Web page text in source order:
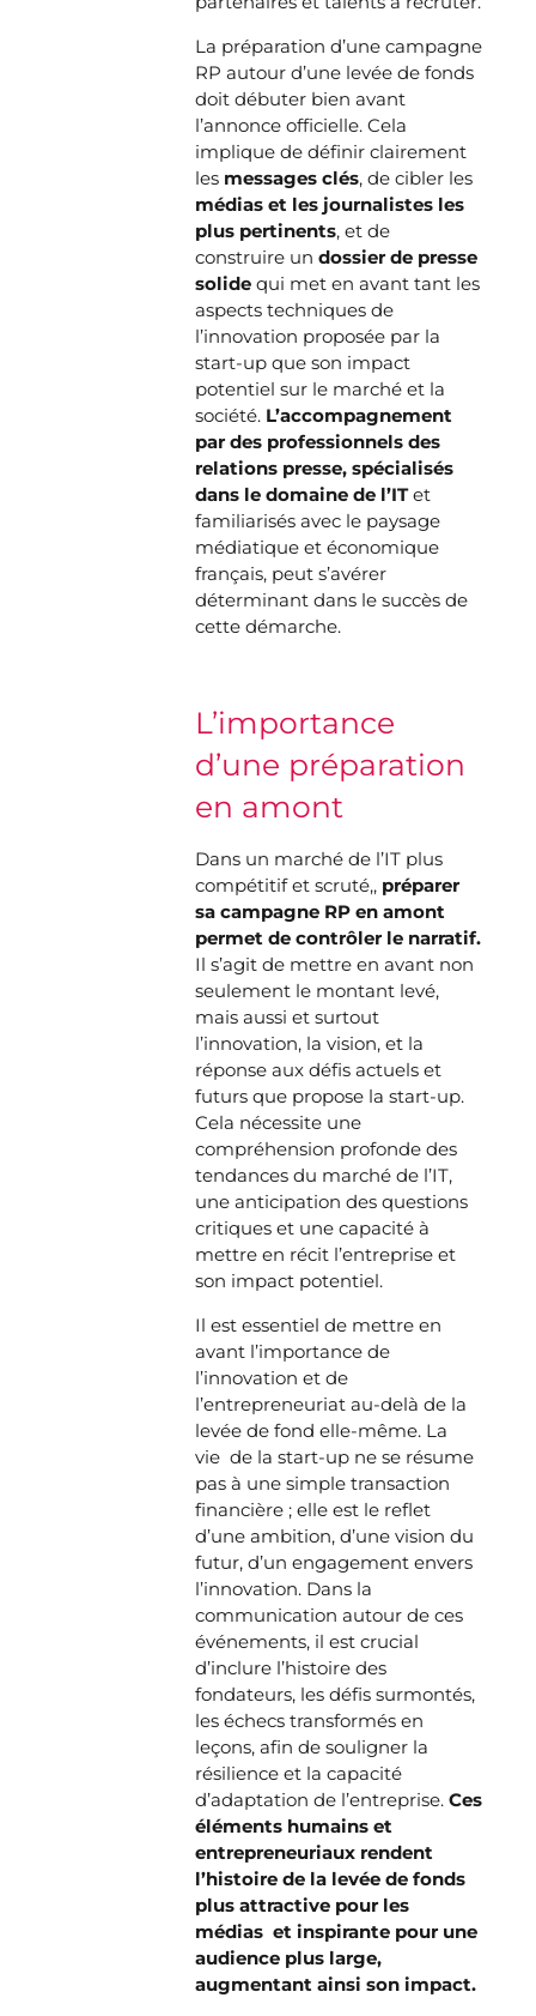
La préparation d’une campagne
RP autour d’une levée de fonds
doit débuter bien avant
l’annonce officielle. Cela
implique de définir clairement
les messages clés, de cibler les
médias et les journalistes les
plus pertinents, et de
construire undossier de presse
solide qui met en avant tant les
aspects techniques de
l’innovation proposée par la
start-up que son impact
potentiel sur le marché et la
société. L’accompagnement
par des professionnels des
relations presse, spécialisés
dans le domaine de l’ITet
familiarisés avec le paysage
médiatique et économique
français, peut s’avérer
déterminant dans le succès de
cette démarche.
L’importance
d’une préparation
en amont
Dans un marché de l’IT plus
compétitif et scruté,, préparer
sa campagne RP en amont
permet de contrôler le narratif.
Il s’agit de mettre en avant non
seulement le montant levé,
mais aussi et surtout
l’innovation, la vision, et la
réponse aux défis actuels et
futurs que propose la start-up.
Cela nécessite une
compréhension profonde des
tendances du marché de l’IT,
une anticipation des questions
critiques et une capacité à
mettre en récit l’entreprise et
son impact potentiel.
Il est essentiel de mettre en
avant l’importance de
l’innovation et de
l’entrepreneuriat au-delà de la
levée de fond elle-même. La
vie de la start-up ne se résume
pas à une simple transaction
financière ; elle est le reflet
d’une ambition, d’une vision du
futur, d’un engagement envers
l’innovation. Dans la
communication autour de ces
événements, il est crucial
d’inclure l’histoire des
fondateurs, les défis surmontés,
les échecs transformés en
leçons, afin de souligner la
résilience et la capacité
d’adaptation de l’entreprise.Ces
éléments humains et
entrepreneuriaux rendent
l’histoire de la levée de fonds
plus attractive pour les
médias et inspirante pour une
audience plus large,
augmentant ainsi son impact.